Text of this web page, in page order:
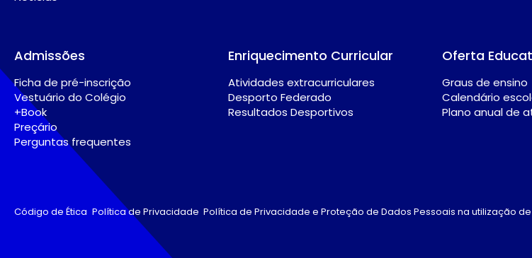
Admissões
Ficha de pré-inscrição
Vestuário do Colégio
+Book
Preçário
Perguntas frequentes
Enriquecimento Curricular
Atividades extracurriculares
Desporto Federado
Resultados Desportivos
Oferta
Graus de ensino
Calendário
Plano anual de
Código de Ética Política de Privacidade Política de Privacidade e Proteção de Dados Pessoais na utilização